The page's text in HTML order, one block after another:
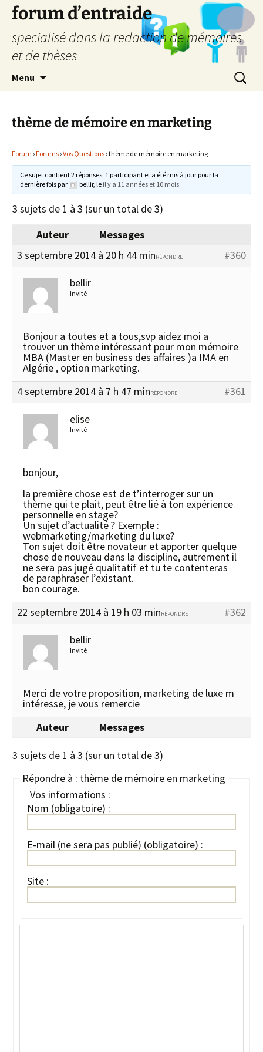
forum d’entraide
specialisé dans la redaction de mémoires
et de thèses
Menu
thème de mémoire en marketing
Forum ›Forums ›Vos Questions ›thème de mémoire en marketing
Ce sujet contient 2 réponses, 1 participant et a été mis à jour pour la
dernière fois par
bellir, le il y a 11 années et 10 mois.
3 sujets de 1 à 3 (sur un total de 3)
Auteur
Messages
3 septembre 2014 à 20 h 44 min
#360
RÉPONDRE
bellir
Invité
Bonjour a toutes et a tous,svp aidez moi a
trouver un thème intéressant pour mon mémoire
MBA (Master en business des affaires )a IMA en
Algérie , option marketing.
4 septembre 2014 à 7 h 47 min
#361
RÉPONDRE
elise
Invité
bonjour,
la première chose est de t’interroger sur un
thème qui te plait, peut être lié à ton expérience
personnelle en stage?
Un sujet d’actualité ? Exemple :
webmarketing/marketing du luxe?
Ton sujet doit être novateur et apporter quelque
chose de nouveau dans la discipline, autrement il
ne sera pas jugé qualitatif et tu te contenteras
de paraphraser l’existant.
bon courage.
22 septembre 2014 à 19 h 03 min
#362
RÉPONDRE
bellir
Invité
Merci de votre proposition, marketing de luxe m
intéresse, je vous remercie
Auteur
Messages
3 sujets de 1 à 3 (sur un total de 3)
Répondre à : thème de mémoire en marketing
Vos informations :
Nom (obligatoire) :
E-mail (ne sera pas publié) (obligatoire) :
Site :